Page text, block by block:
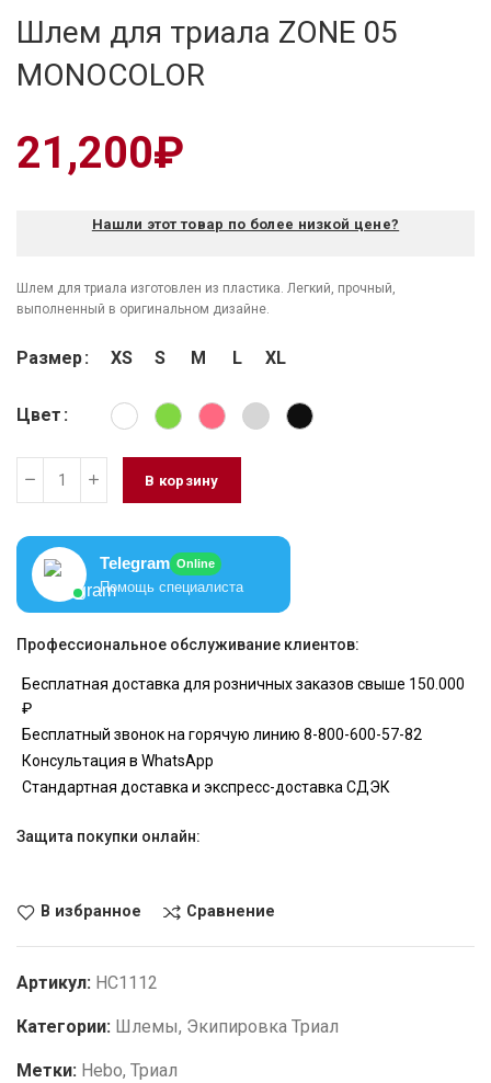
Шлем для триала ZONE 05
MONOCOLOR
21,200₽
Нашли этот товар по более низкой цене?
Шлем для триала изготовлен из пластика. Легкий, прочный,
выполненный в оригинальном дизайне.
Размер XS S M L XL
Цвет
В корзину
Telegram Online
Помощь специалиста
Профессиональное обслуживание клиентов:
Бесплатная доставка для розничных заказов свыше 150.000
₽
Бесплатный звонок на горячую линию 8-800-600-57-82
Консультация в WhatsApp
Стандартная доставка и экспресс-доставка СДЭК
Защита покупки онлайн:
В избранное Сравнение
Артикул: HC1112
Категории: Шлемы, Экипировка Триал
Метки: Hebo, Триал